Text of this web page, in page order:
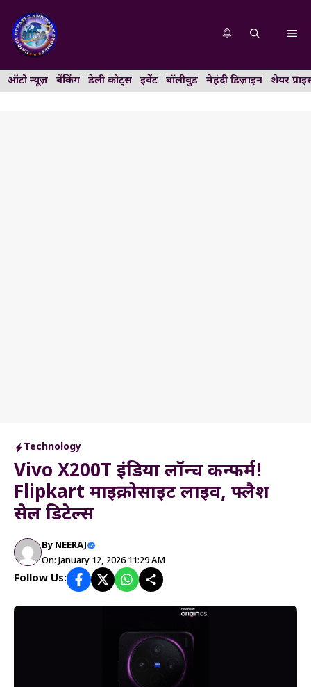
content
ऑटो न्यूज़ बैंकिंग डेली कोट्स इवेंट बॉलीवुड मेहंदी डिज़ाइन शेयर
Technology
Vivo X200T इंडिया लॉन्च कन्फर्म!
Flipkart माइक्रोसाइट लाइव, फ्लैश
सेल डिटेल्स
By NEERAJ
On: January 12, 2026 11:29 AM
Follow Us: